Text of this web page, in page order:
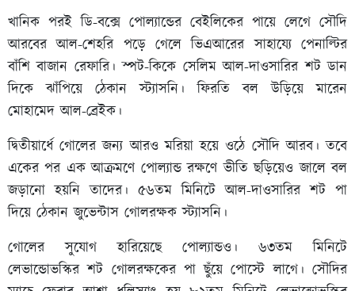
খানিক পরই ডি-বক্সে পোল্যান্ডের বেইলিকের পায়ে লেগে সৌদি
আরবের আল-শেহরি পড়ে গেলে ভিএআরের সাহায্যে পেনাল্টির
বাঁশি বাজান রেফারি। স্পট-কিকে সেলিম আল-দাওসারির শট ডান
দিকে ঝাঁপিয়ে ঠেকান স্ট্যাসনি। ফিরতি বল উড়িয়ে মারেন
মোহামেদ আল-ব্রেইক।
দ্বিতীয়ার্ধে গোলের জন্য আরও মরিয়া হয়ে ওঠে সৌদি আরব। তবে
একের পর এক আক্রমণে পোল্যান্ড রক্ষণে ভীতি ছড়িয়েও জালে বল
জড়ানো হয়নি তাদের। ৫৬তম মিনিটে আল-দাওসারির শট পা
দিয়ে ঠেকান জুভেন্টাস গোলরক্ষক স্ট্যাসনি।
গোলের সুযোগ হারিয়েছে পোল্যান্ডও। ৬৩তম মিনিটে
লেভান্ডোভস্কির শট গোলরক্ষকের পা ছুঁয়ে পোস্টে লাগে। সৌদির